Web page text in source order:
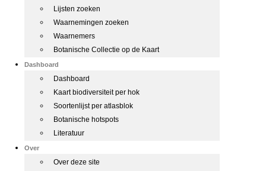
Lijsten zoeken
Waarnemingen zoeken
Waarnemers
Botanische Collectie op de Kaart
Dashboard
Dashboard
Kaart biodiversiteit per hok
Soortenlijst per atlasblok
Botanische hotspots
Literatuur
Over
Over deze site